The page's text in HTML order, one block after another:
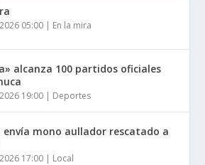
05:00 | En la mira
alcanza 100 partidos oficiales
19:00 | Deportes
envía mono aullador rescatado a
17:00 | Local